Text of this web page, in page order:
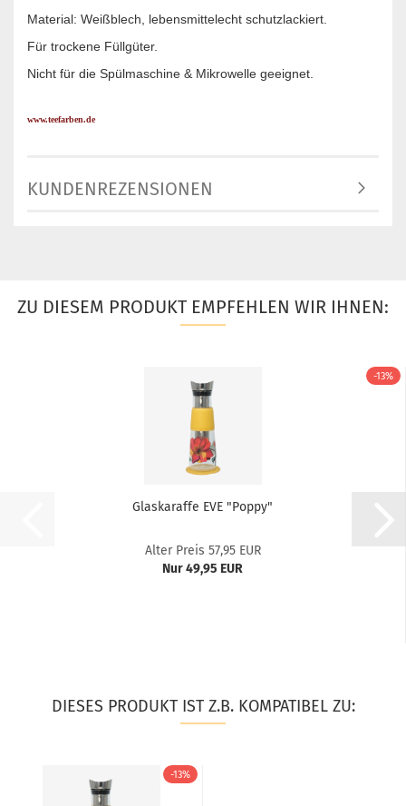
Material: Weißblech, lebensmittelecht schutzlackiert.
Für trockene Füllgüter.
Nicht für die Spülmaschine & Mikrowelle geeignet.
www.teefarben.de
KUNDENREZENSIONEN
ZU DIESEM PRODUKT EMPFEHLEN WIR IHNEN:
-13%
Glaskaraffe EVE "Poppy"
Alter Preis 57,95 EUR
Nur 49,95 EUR
DIESES PRODUKT IST Z.B. KOMPATIBEL ZU:
-13%